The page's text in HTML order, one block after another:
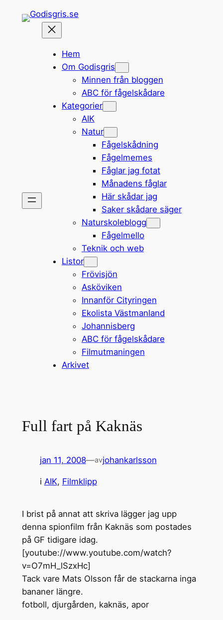
Hem
Om Godisgris
Minnen från bloggen
ABC för fågelskådare
Kategorier
AIK
Natur
Fågelskådning
Fågelmemes
Fåglar jag fotat
Månadens fåglar
Här skådar jag
Saker skådare säger
Naturskoleblogg
Fågelmello
Teknik och web
Listor
Frövisjön
Asköviken
Innanför Cityringen
Ekolista Västmanland
Johannisberg
ABC för fågelskådare
Filmutmaningen
Arkivet
Full fart på Kaknäs
jan 11, 2008—avjohankarlsson
i AIK, Filmklipp
I brist på annat att skriva lägger jag upp
denna spionfilm från Kaknäs som postades
på GF tidigare idag.
[youtube://www.youtube.com/watch?
v=O7mH_lSzxHc]
Tack vare Mats Olsson får de stackarna inga
bananer längre.
fotboll, djurgården, kaknäs, apor